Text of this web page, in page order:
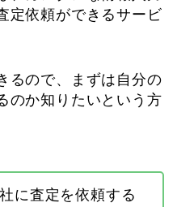
定依頼ができるサービ
るので、まずは自分の
のか知りたいという方
に査定を依頼する